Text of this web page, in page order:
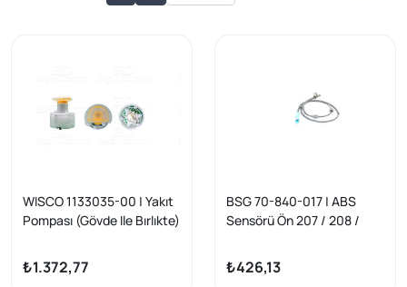
WISCO 1133035-00 | Yakıt
Pompası (Gövde Ile Bırlıkte)
2.8 V6 96-00 Audi A6 C5
1.8 2.4 2.8 97-05
₺1.372,77
BSG 70-840-017 | ABS
Sensörü Ön 207 / 208 /
₺426,13